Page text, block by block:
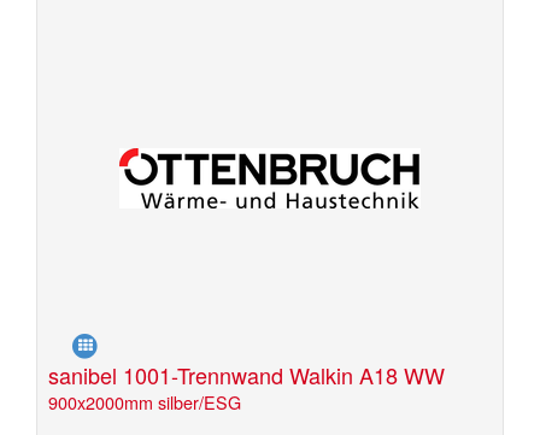
sanibel 1001-Trennwand Walkin A18 WW
900x2000mm silber/ESG